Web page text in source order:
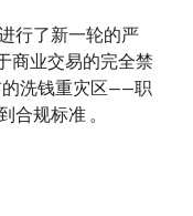
行了新一轮的严
商业交易的完全禁
的洗钱重灾区——职
规标准 。